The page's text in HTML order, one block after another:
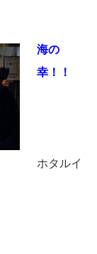
海の
幸！！
ホタルイ